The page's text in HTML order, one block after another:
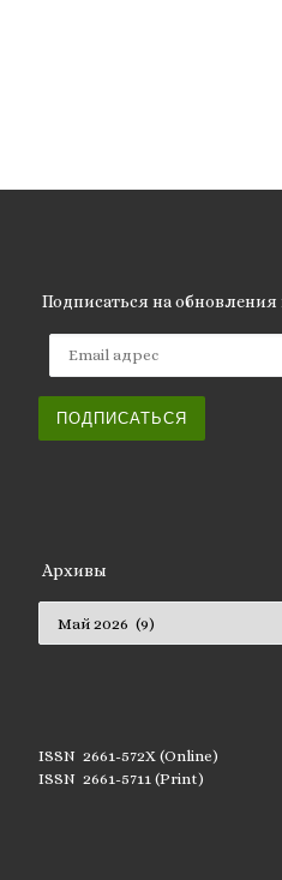
Подписаться на обновления
ПОДПИСАТЬСЯ
Архивы
ISSN 2661-572X (Online)
ISSN 2661-5711 (Print)